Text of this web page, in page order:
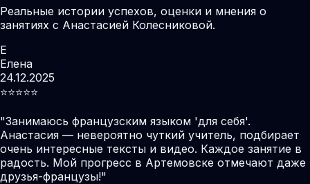
Реальные истории успехов, оценки и мнения о
занятиях с Анастасией Колесниковой.
Е
Елена
24.12.2025
⭐️⭐️⭐️⭐️⭐️
"Занимаюсь французским языком 'для себя'.
Анастасия — невероятно чуткий учитель, подбирает
очень интересные тексты и видео. Каждое занятие в
радость. Мой прогресс в Артемовске отмечают даже
друзья-французы!"